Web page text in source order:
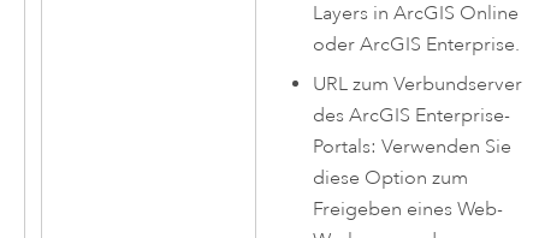
Layers inArcGIS Online
oderArcGIS Enterprise.
URL zum Verbundserver
desArcGIS Enterprise-
Portals: Verwenden Sie
diese Option zum
Freigeben eines Web-